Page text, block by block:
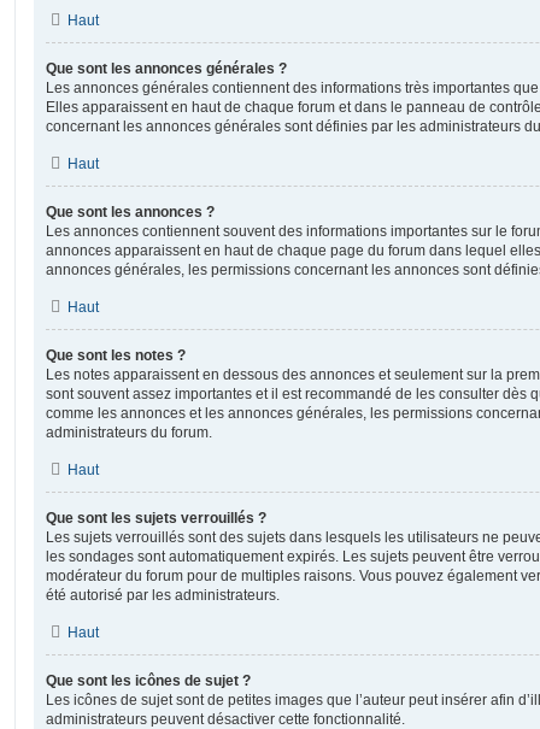
Haut
Que sont les annonces générales ?
Les annonces générales contiennent des informations très importantes
Elles apparaissent en haut de chaque forum et dans le panneau de
concernant les annonces générales sont définies par les administrateurs
Haut
Que sont les annonces ?
Les annonces contiennent souvent des informations importantes sur le
annonces apparaissent en haut de chaque page du forum dans lequel
annonces générales, les permissions concernant les annonces sont
Haut
Que sont les notes ?
Les notes apparaissent en dessous des annonces et seulement sur la
sont souvent assez importantes et il est recommandé de les consulter dès
comme les annonces et les annonces générales, les permissions
administrateurs du forum.
Haut
Que sont les sujets verrouillés ?
Les sujets verrouillés sont des sujets dans lesquels les utilisateurs ne
les sondages sont automatiquement expirés. Les sujets peuvent être
modérateur du forum pour de multiples raisons. Vous pouvez également
été autorisé par les administrateurs.
Haut
Que sont les icônes de sujet ?
Les icônes de sujet sont de petites images que l’auteur peut insérer afin
administrateurs peuvent désactiver cette fonctionnalité.